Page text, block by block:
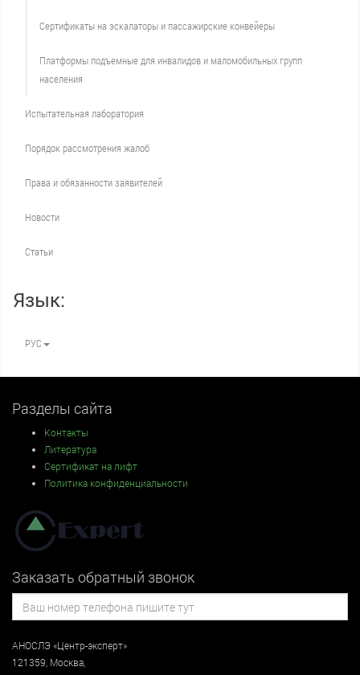
Сертификаты на эскалаторы и пассажирские конвейеры
Платформы подъемные для инвалидов и маломобильных групп
населения
Испытательная лаборатория
Порядок рассмотрения жалоб
Права и обязанности заявителей
Новости
Статьи
Язык:
РУС
Разделы сайта
Контакты
Литература
Сертификат на лифт
Политика конфиденциальности
Заказать обратный звонок
АНОСЛЭ «Центр-эксперт»
121359 Москва